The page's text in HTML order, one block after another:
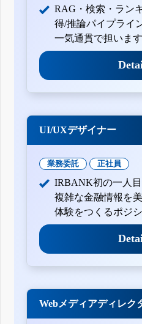
RAG・検索・ラン
得/推論パイプライ
一気通貫で担います
UI/UXデザイナー
業務委託 正社員
IRBANK初の一人
複雑な金融情報を
体験をつくるポジ
Webメディアディレク